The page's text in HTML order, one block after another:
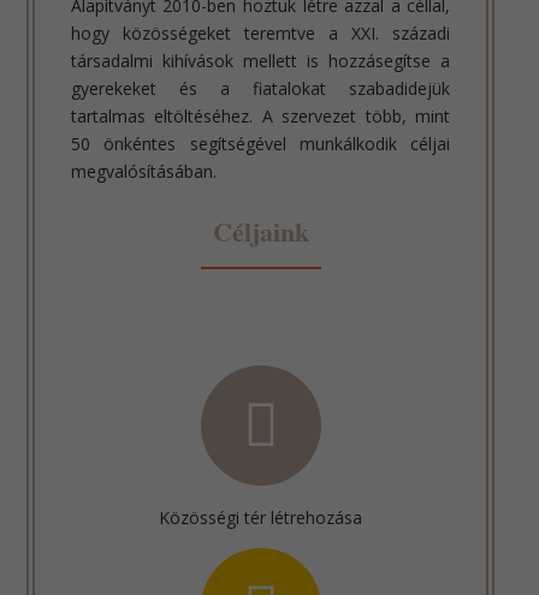
Alapítványt 2010-ben hoztuk létre azzal a céllal,
hogy közösségeket teremtve a XXI. századi
társadalmi kihívások mellett is hozzásegítse a
gyerekeket és a fiatalokat szabadidejük
tartalmas eltöltéséhez. A szervezet több, mint
50 önkéntes segítségével munkálkodik céljai
megvalósításában.
Céljaink
Közösségi tér létrehozása